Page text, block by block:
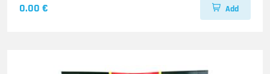
0.00 € Add